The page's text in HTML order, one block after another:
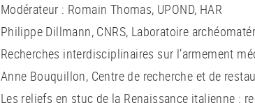
Modérateur : Romain Thomas, UPOND, HAR
Philippe Dillmann, CNRS, Laboratoire
Recherches interdisciplinaires sur l’armement
Anne Bouquillon, Centre de recherche et de
Les reliefs en stuc de la Renaissance italienne :